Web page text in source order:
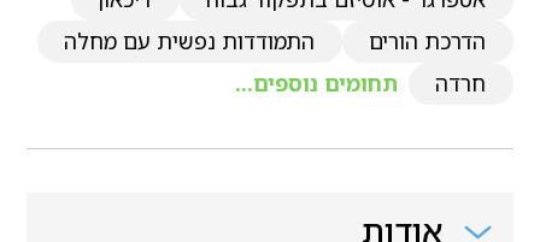
הדרכת הורים
התמודדות נפשית עם מחלה
חרדה
תחומים נוספים...
אודות